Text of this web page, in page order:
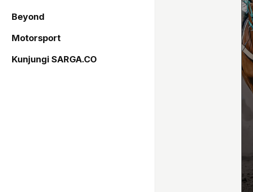
Beyond
Motorsport
Kunjungi SARGA.CO